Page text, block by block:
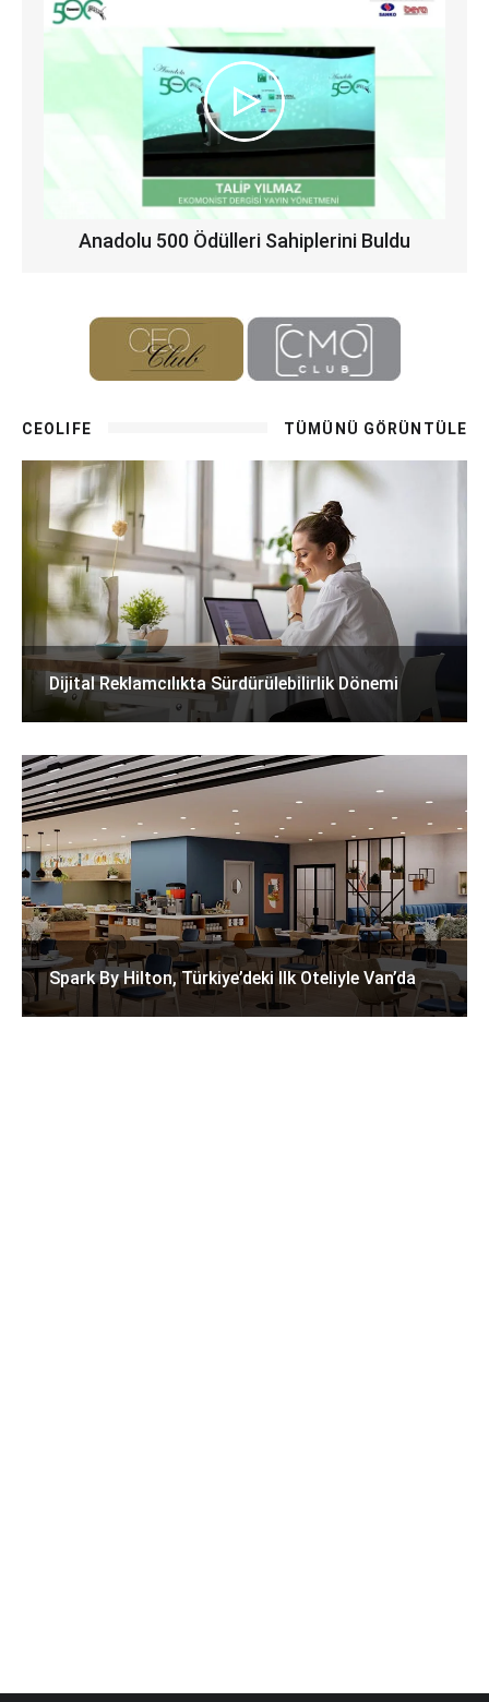
Anadolu 500 Ödülleri Sahiplerini Buldu
CEOLIFE TÜMÜNÜ GÖRÜNTÜLE
Dijital Reklamcılıkta Sürdürülebilirlik Dönemi
Spark By Hilton, Türkiye’deki Ilk Oteliyle Van’da